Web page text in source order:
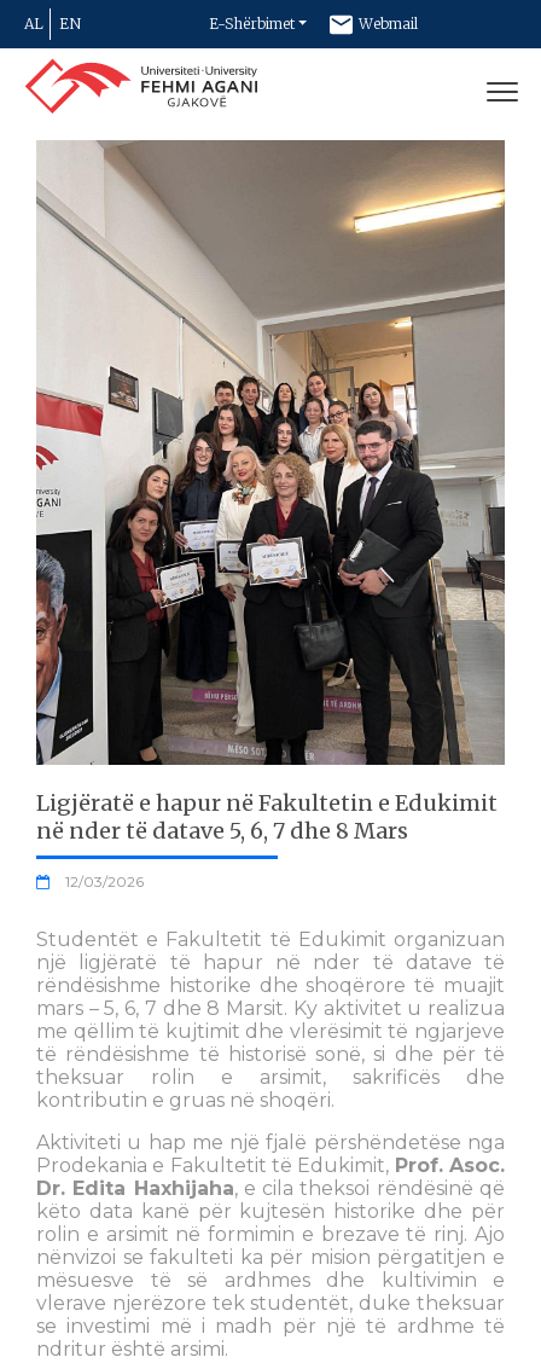
AL EN E-Shërbimet Webmail
Newsletter
Ligjëratë e hapur në Fakultetin e Edukimit
në nder të datave 5, 6, 7 dhe 8 Mars
12/03/2026
Studentët e Fakultetit të Edukimit organizuan
një ligjëratë të hapur në nder të datave të
rëndësishme historike dhe shoqërore të muajit
mars – 5, 6, 7 dhe 8 Marsit. Ky aktivitet u realizua
me qëllim të kujtimit dhe vlerësimit të ngjarjeve
të rëndësishme të historisë sonë, si dhe për të
theksuar rolin e arsimit, sakrificës dhe
kontributin e gruas në shoqëri.
Aktiviteti u hap me një fjalë përshëndetëse nga
Prodekania e Fakultetit të Edukimit, Prof. Asoc.
Dr. Edita Haxhijaha, e cila theksoi rëndësinë që
këto data kanë për kujtesën historike dhe për
rolin e arsimit në formimin e brezave të rinj. Ajo
nënvizoi se fakulteti ka për mision përgatitjen e
mësuesve të së ardhmes dhe kultivimin e
vlerave njerëzore tek studentët, duke theksuar
se investimi më i madh për një të ardhme të
ndritur është arsimi.